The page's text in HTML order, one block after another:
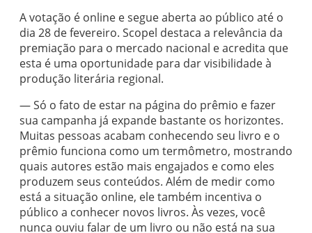
A votação é online e segue aberta ao público até o
dia 28 de fevereiro. Scopel destaca a relevância da
premiação para o mercado nacional e acredita que
esta é uma oportunidade para dar visibilidade à
produção literária regional.
— Só o fato de estar na página do prêmio e fazer
sua campanha já expande bastante os horizontes.
Muitas pessoas acabam conhecendo seu livro e o
prêmio funciona como um termômetro, mostrando
quais autores estão mais engajados e como eles
produzem seus conteúdos. Além de medir como
está a situação online, ele também incentiva o
público a conhecer novos livros. Às vezes, você
nunca ouviu falar de um livro ou não está na sua